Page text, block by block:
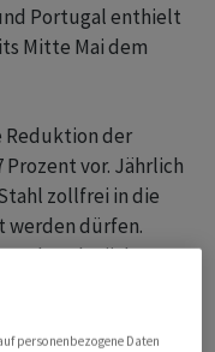
Portugal enthielt
Mitte Mai dem
Reduktion der
vor. Jährlich
zollfrei in die
werden dürfen.
ab nächstem
personenbezogene Daten